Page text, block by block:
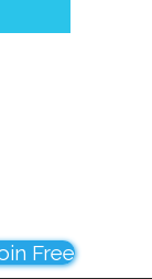
Free